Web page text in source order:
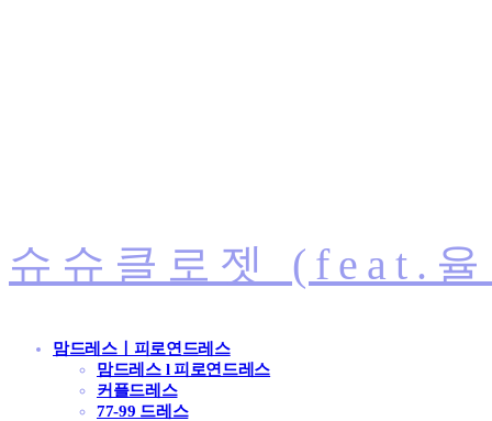
슈슈클로젯 (feat.
맘드레스ㅣ피로연드레스
맘드레스 l 피로연드레스
커플드레스
77-99 드레스